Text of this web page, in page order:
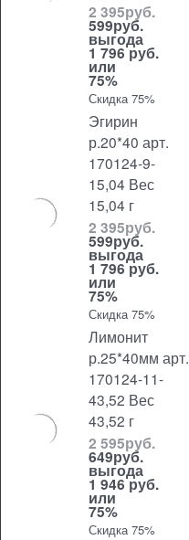
2 395руб.
599руб.
выгода
1 796 руб.
или
75%
Скидка 75%
Эгирин
р.20*40 арт.
170124-9-
15,04 Вес
15,04 г
2 395руб.
599руб.
выгода
1 796 руб.
или
75%
Скидка 75%
Лимонит
р.25*40мм арт.
170124-11-
43,52 Вес
43,52 г
2 595руб.
649руб.
выгода
1 946 руб.
или
75%
Скидка 75%